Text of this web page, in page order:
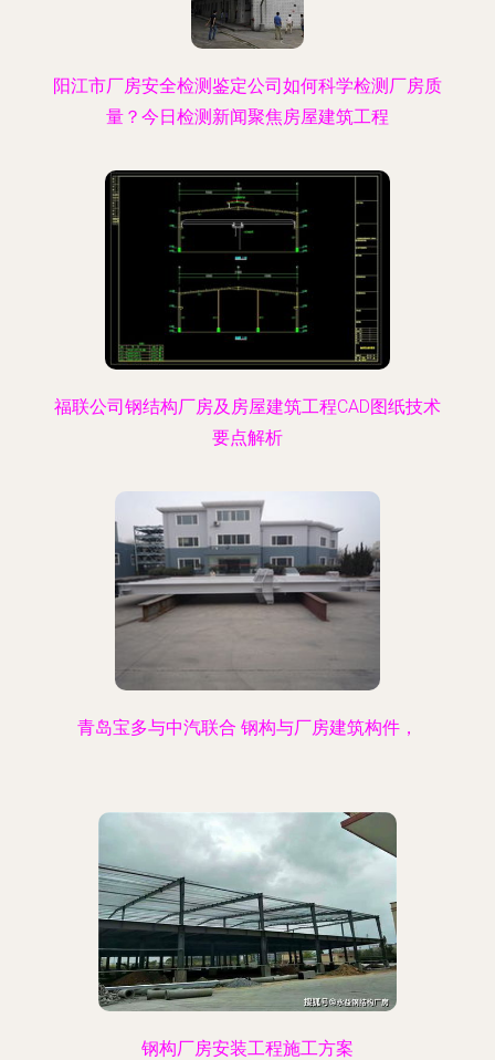
阳江市厂房安全检测鉴定公司如何科学检测厂房质
量？今日检测新闻聚焦房屋建筑工程
福联公司钢结构厂房及房屋建筑工程CAD图纸技术
要点解析
青岛宝多与中汽联合 钢构与厂房建筑构件，
钢构厂房安装工程施工方案